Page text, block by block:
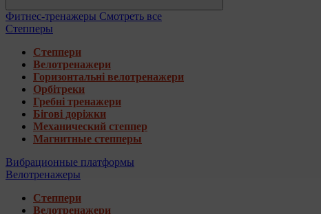
Фитнес-тренажеры Смотреть все
Степперы
Степпери
Велотренажери
Горизонтальні велотренажери
Орбітреки
Гребні тренажери
Бігові доріжки
Механический степпер
Магнитные степперы
Вибрационные платформы
Велотренажеры
Степпери
Велотренажери